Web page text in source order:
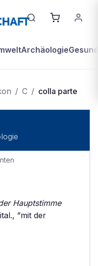
Archäologie
/ C / colla parte
Hauptstimme
”mit der